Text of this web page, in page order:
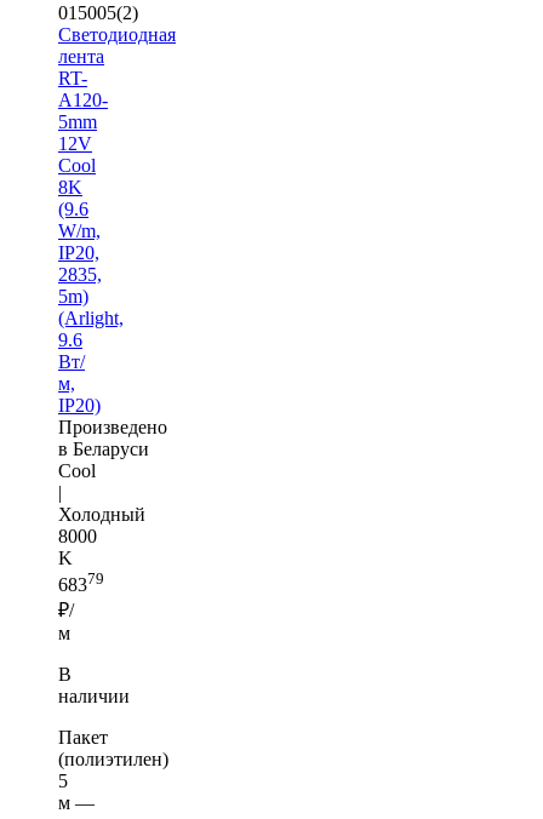
015005(2)
Светодиодная
лента
RT-
A120-
5mm
12V
Cool
8K
(9.6
W/m,
IP20,
2835,
5m)
(Arlight,
9.6
Вт/
м,
IP20)
Произведено
в Беларуси
Cool
|
Холодный
8000
K
68379
₽/
м
В
наличии
Пакет
(полиэтилен)
5
м —